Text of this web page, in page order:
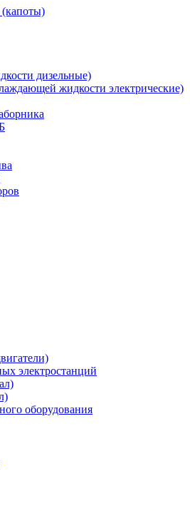
дизельные)
жидкости электрические)
электростанций
оборудования